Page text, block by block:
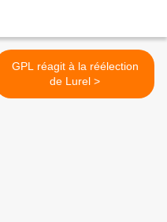
GPL réagit à la réélection
de Lurel >